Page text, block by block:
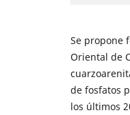
Se propone
Oriental de
de fosfatos
los últimos